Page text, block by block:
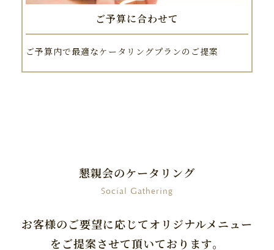
ご予算に合わせて
ご予算内で最適なケータリングプランのご提案
懇親会のケータリング
Social Gathering
お客様のご要望に応じてオリジナルメニュー
をご提案させて頂いております。